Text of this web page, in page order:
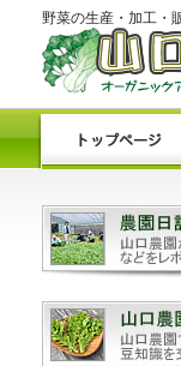
野菜の生産・加工・